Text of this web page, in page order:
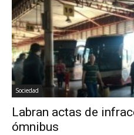
Sociedad
Labran actas de
ómnibus